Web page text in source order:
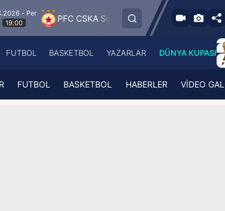
PFC CSKA Sofia FK Jablonec
6.8.2026 - Per
19:00
A Spor
ATV
A Haber
A Spor Radyo
A News Radio
FUTBOL BASKETBOL YAZARLAR DÜNYA KUPASI
FUTBOL BASKETBOL HABERLER VİDEO